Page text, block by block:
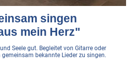
singen
mein Herz"
Seele gut. Begleitet von Gitarre oder
bekannte Lieder zu singen.